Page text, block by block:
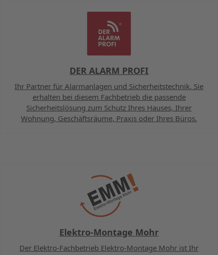
DER ALARM PROFI
Ihr Partner für Alarmanlagen und Sicherheitstechnik. Sie
erhalten bei diesem Fachbetrieb die passende
Sicherheitslösung zum Schutz Ihres Hauses, Ihrer
Wohnung, Geschäftsräume, Praxis oder Ihres Büros.
Elektro-Montage Mohr
Der Elektro-Fachbetrieb Elektro-Montage Mohr ist Ihr